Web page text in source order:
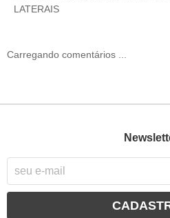
LATERAIS
Carregando comentários ...